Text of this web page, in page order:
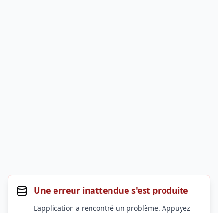
Une erreur inattendue s'est produite
L'application a rencontré un problème. Appuyez